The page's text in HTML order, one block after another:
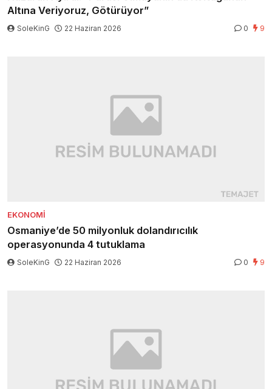
Altına Veriyoruz, Götürüyor”
SoleKinG 22 Haziran 2026 0 9
EKONOMI
Osmaniye’de 50 milyonluk dolandırıcılık
operasyonunda 4 tutuklama
SoleKinG 22 Haziran 2026 0 9